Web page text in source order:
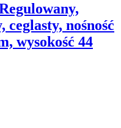
ceglasty, nośność
wysokość 44